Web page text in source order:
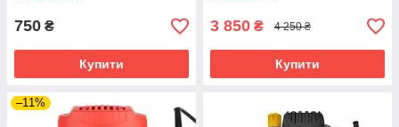
750 ₴
Купити
3 850 ₴ 4 250 ₴
Купити
–11%